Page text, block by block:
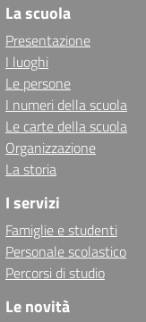
La scuola
Presentazione
I luoghi
Le persone
I numeri della scuola
Le carte della scuola
Organizzazione
La storia
I servizi
Famiglie e studenti
Personale scolastico
Percorsi di studio
Le novità